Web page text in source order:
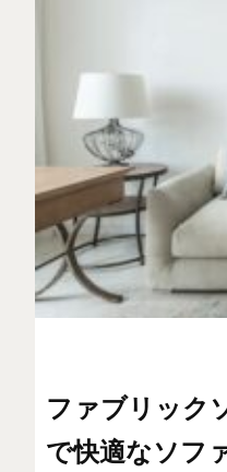
ファブリック
で快適なソフ